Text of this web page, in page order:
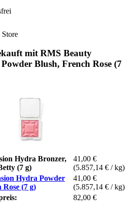
mit RMS Beauty
Blush, French Rose (7
Hydra Bronzer,
(7 g)
41,00 €
(5.857,14 € / kg)
Hydra Powder
(7 g)
41,00 €
(5.857,14 € / kg)
82,00 €